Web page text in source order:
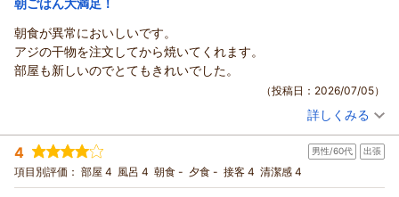
フロントギトマー
（返信日：2026/07/20）
ココチホテル沼津からの返信
ちさと様
この度は、ご家族皆様でココチホテル沼津をご利用いただき、
また、当館自慢の朝食をお気に召していただけたとのこと、大
変嬉しく拝読いたしました。当館では、ご注文をいただいてか
ら炭火でじっくりと焼き上げるなど、一品一品心を込めてご提
供しております。さらに、季節ごとに内容を変更しております
ので、次回お越しの際にも、ぜひ違った味わいをお楽しみいた
朝食が異常においしいです。
アジの干物を注文してから焼いてくれます。
部屋も新しいのでとてもきれいでした。
（投稿日：2026/07/05）
投稿者： ナックルさん(男性/40代)
宿泊プラン： 〔朝食付き〕素足でくつろげるリラックスダブル シングルユ
ース（眺望なし）
ダブル 朝のみ
宿泊価格帯： 8,001～9,000円(大人一人あたり/税込)
詳しくみる
4 男性/60代 出張
項目別評価： 部屋 4 風呂 4 朝食 - 夕食 - 接客 4 清潔感 4